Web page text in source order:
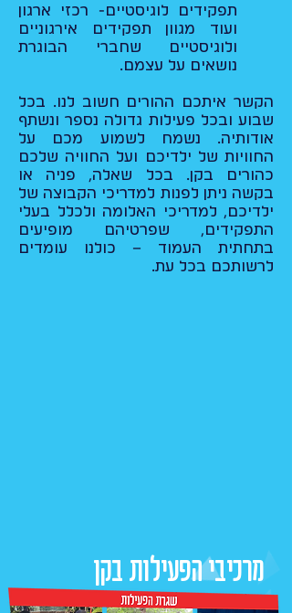
תפקידים לוגיסטיים- רכזי ארגון
ועוד מגוון תפקידים אירגוניים
ולוגיסטיים שחברי הבוגרת
נושאים על עצמם.
הקשר איתכם ההורים חשוב לנו. בכל
שבוע ובכל פעילות גדולה נספר ונשתף
אודותיה. נשמח לשמוע מכם על
החוויות של ילדיכם ועל החוויה שלכם
כהורים בקן. בכל שאלה, פניה או
בקשה ניתן לפנות למדריכי הקבוצה של
ילדיכם, למדריכי האלומה ולכלל בעלי
התפקידים, שפרטיהם מופיעים
בתחתית העמוד – כולנו עומדים
לרשותכם בכל עת.
מרכיבי הפעילות בקן